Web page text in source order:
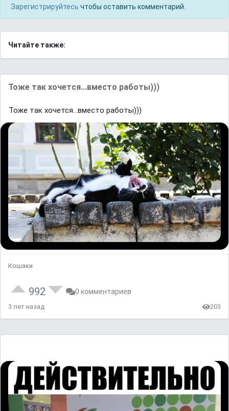
Зарегистрируйтесь чтобы оставить комментарий.
Читайте также:
Тоже так хочется...вместо работы)))
Тоже так хочется...вместо работы)))
Кошаки
992 0 комментариев
3 лет назад 203